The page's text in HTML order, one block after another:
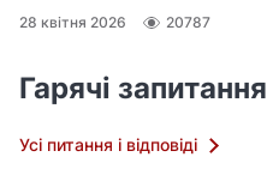
28 квітня 2026 20787
Гарячі запитання
Усі питання і відповіді